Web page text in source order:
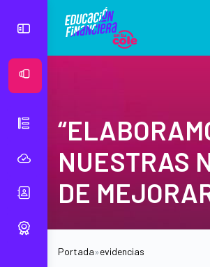
NUESTRAS
DE
Portada»evidencias